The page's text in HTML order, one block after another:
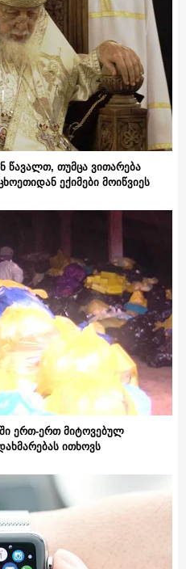
წავალთ, თუმცა ვითარება
ექიმები მოიწვიეს
ერთ-ერთ მიტოვებულ
ითხოვს